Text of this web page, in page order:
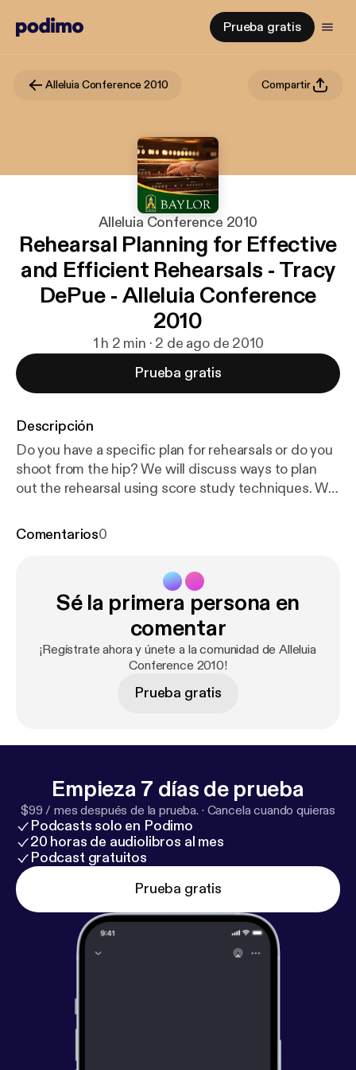
Prueba gratis
Alleluia Conference 2010 Compartir
Alleluia Conference 2010
Rehearsal Planning for Effective
and Efficient Rehearsals - Tracy
DePue - Alleluia Conference
2010
1 h 2 min · 2 de ago de 2010
Prueba gratis
Descripción
Do you have a specific plan for rehearsals or do you
shoot from the hip? We will discuss ways to plan
out the rehearsal using score study techniques. We
with children, youth and adults.
Comentarios0
Sé la primera persona en
comentar
¡Regístrate ahora y únete a la comunidad de Alleluia
Conference 2010!
Prueba gratis
Empieza 7 días de prueba
$99 / mes después de la prueba. · Cancela cuando quieras
Podcasts solo en Podimo
20 horas de audiolibros al mes
Podcast gratuitos
Prueba gratis